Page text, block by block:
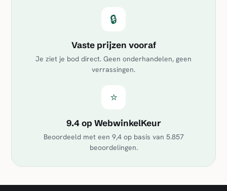
🔒
Vaste prijzen vooraf
Je ziet je bod direct. Geen onderhandelen, geen
verrassingen.
⭐
9.4 op WebwinkelKeur
Beoordeeld met een 9,4op basis van 5.857
beoordelingen.